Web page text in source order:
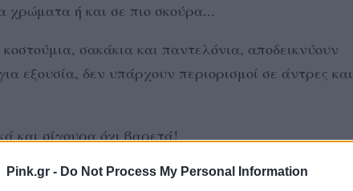
Pink.gr - Do Not Process My Personal Information
χρώματα ή και σε πιο σκούρα...
σακάκια και παντελόνια, αποδεικνύουν
εξουσία, δεν υπάρχουν περιορισμοί σε άντρες και
και σίγουρα όχι βαρετά!